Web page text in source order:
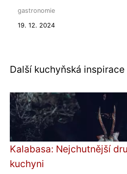
gastronomie
19. 12. 2024
Další kuchyňská inspirace
Kalabasa: Nejchutnější
kuchyni